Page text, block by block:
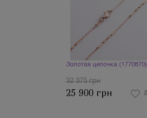
Золотая цепочка (1770870)
32 375 грн
25 900 грн